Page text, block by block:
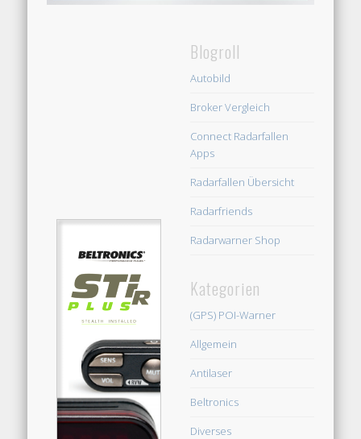
Blogroll
Autobild
Broker Vergleich
Connect Radarfallen
Apps
Radarfallen Übersicht
Radarfriends
Radarwarner Shop
Kategorien
(GPS) POI-Warner
Allgemein
Antilaser
Beltronics
Diverses